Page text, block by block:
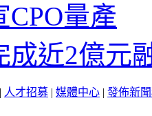
量產
成近2億元
| 人才招募 | 媒體中心 | 發佈新